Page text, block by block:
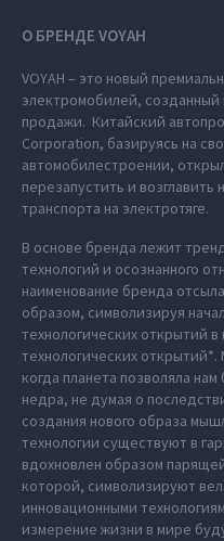
О БРЕНДЕ VOYAH
VOYAH – это новый
электромобилей, созданный
продажи. Китайский
Corporation, базируясь на
автомобилестроении,
перезапустить и возглавить
транспорта на электротяге.
В основе бренда лежит
технологий и осознанного
наименование бренда
образом, символизируя
технологических открытий
технологических
когда планета позволяла
недра, не думая о
создания нового образа
технологии существуют в
вдохновлен образом
которой, символизируют
инновационными
измерение жизни в мире